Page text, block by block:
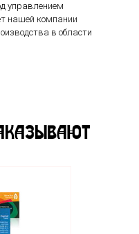
управлением
нашей компании
в области